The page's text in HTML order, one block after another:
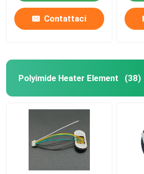
Contattaci
Polyimide Heater Element (38)